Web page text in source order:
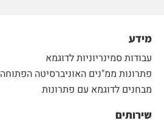
מידע
עבודות סמינריוניות לדוגמא
פתרונות ממ"נים האוניברסיטה הפתוחה
מבחנים לדוגמא עם פתרונות
שירותים